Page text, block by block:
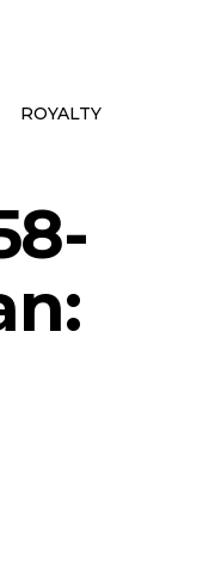
ROYALTY